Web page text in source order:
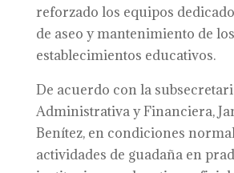
reforzado los equipos
de aseo y mantenimiento de los
establecimientos educativos.
De acuerdo con la
Administrativa y Financiera,
Benítez, en condiciones
actividades de guadaña en